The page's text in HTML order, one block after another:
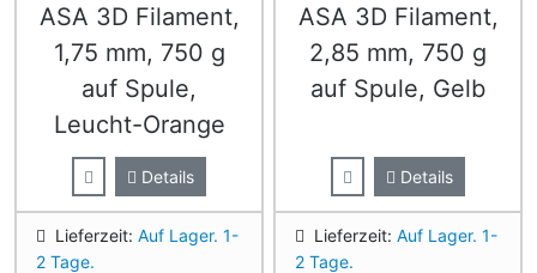
ASA 3D Filament,
1,75 mm, 750 g
auf Spule,
Leucht-Orange
Details
Lieferzeit: Auf Lager. 1-
2 Tage.
ASA 3D Filament,
2,85 mm, 750 g
auf Spule, Gelb
Details
Lieferzeit: Auf Lager. 1-
2 Tage.